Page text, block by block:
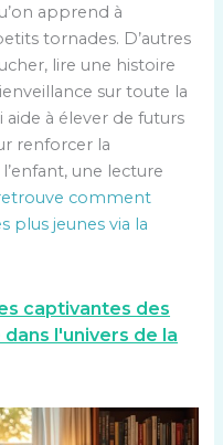
apprend à
tornades. D’autres
lire une histoire
sur toute la
aide à élever de futurs
renforcer la
une lecture
comment
plus jeunes via la
captivantes des
l'univers de la